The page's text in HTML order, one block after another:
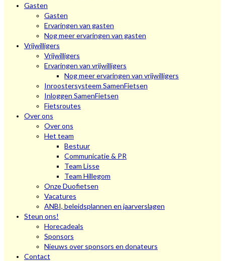
Gasten
Gasten
Ervaringen van gasten
Nog meer ervaringen van gasten
Vrijwilligers
Vrijwilligers
Ervaringen van vrijwilligers
Nog meer ervaringen van vrijwilligers
Inroostersysteem SamenFietsen
Inloggen SamenFietsen
Fietsroutes
Over ons
Over ons
Het team
Bestuur
Communicatie & PR
Team Lisse
Team Hillegom
Onze Duofietsen
Vacatures
ANBI, beleidsplannen en jaarverslagen
Steun ons!
Horecadeals
Sponsors
Nieuws over sponsors en donateurs
Contact